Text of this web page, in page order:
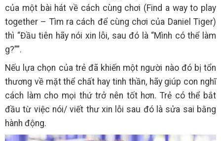
của một bài hát về cách cùng chơi (Find a way to play
together – Tìm ra cách để cùng chơi của Daniel Tiger)
thì “Đầu tiên hãy nói xin lỗi, sau đó là “Mình có thể làm
g?””.
Nếu lựa chọn của trẻ đã khiến một người nào đó bị tổn
thương về mặt thể chất hay tinh thần, hãy giúp con nghĩ
cách làm cho mọi thứ trở nên tốt hơn. Trẻ có thể bắt
đầu từ việc nói/ viết thư xin lỗi sau đó là sửa sai bằng
hành động.